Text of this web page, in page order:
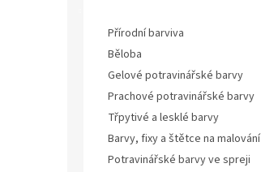
Přírodní barviva
Běloba
Gelové potravinářské barvy
Prachové potravinářské barvy
Třpytivé a lesklé barvy
Barvy, fixy a štětce na malování
Potravinářské barvy ve spreji